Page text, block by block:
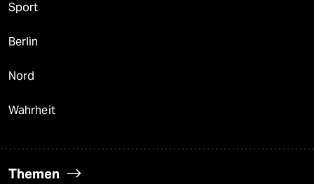
Sport
Berlin
Nord
Wahrheit
Themen